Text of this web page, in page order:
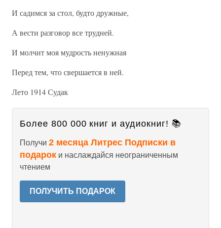
И садимся за стол, будто дружные,
А вести разговор все трудней.
И молчит моя мудрость ненужная
Перед тем, что свершается в ней.
Лето 1914 Судак
Более 800 000 книг и аудиокниг! 📚
Получи 2 месяца Литрес Подписки в
подарок и наслаждайся неограниченным
чтением
ПОЛУЧИТЬ ПОДАРОК